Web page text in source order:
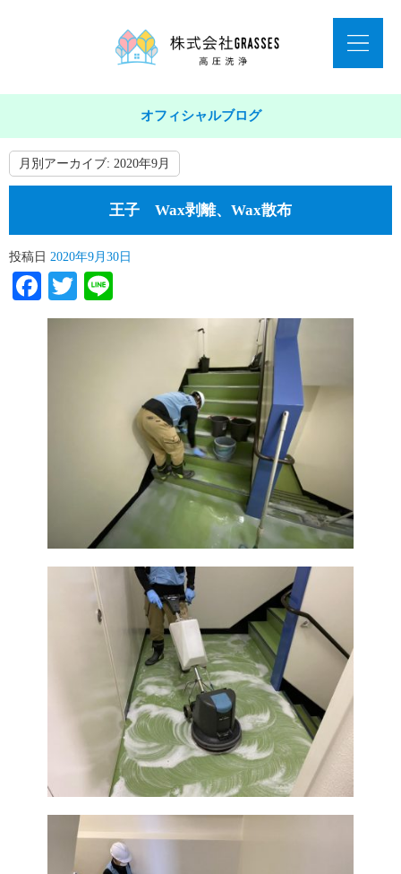
オフィシャルブログ
月別アーカイブ: 2020年9月
王子 Wax剥離、Wax散布
投稿日 2020年9月30日
Facebook
Twitter